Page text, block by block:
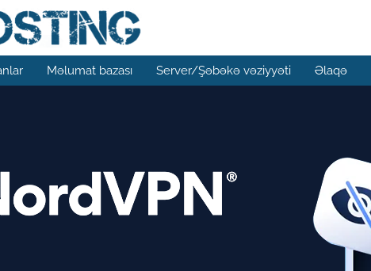
Məlumat bazası Server/Şəbəkə vəziyyəti Əlaqə